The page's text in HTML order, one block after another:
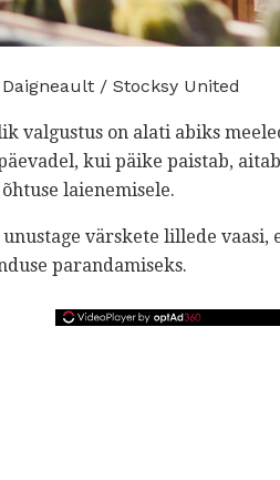
/ Stocksy United
valgustus on alati abiks
kui päike paistab,
laienemisele.
värskete lillede vaasi,
parandamiseks.